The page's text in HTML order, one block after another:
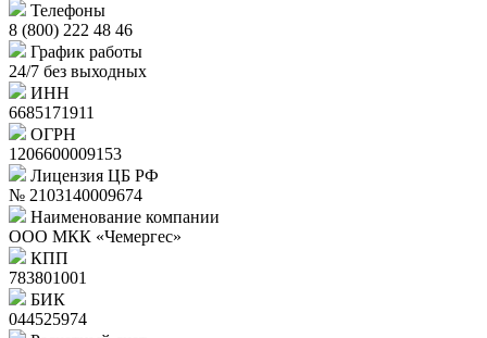
Телефоны
8 (800) 222 48 46
График работы
24/7 без выходных
ИНН
6685171911
ОГРН
1206600009153
Лицензия ЦБ РФ
№ 2103140009674
Наименование компании
ООО МКК «Чемергес»
КПП
783801001
БИК
044525974